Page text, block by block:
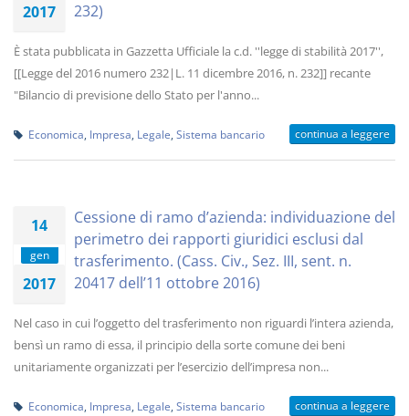
2017
232)
È stata pubblicata in Gazzetta Ufficiale la c.d. ''legge di stabilità 2017'',
[[Legge del 2016 numero 232|L. 11 dicembre 2016, n. 232]] recante
"Bilancio di previsione dello Stato per l'anno...
Economica Impresa Legale Sistema bancario continua a leggere
14
gen
2017
Cessione di ramo d’azienda: individuazione del
perimetro dei rapporti giuridici esclusi dal
trasferimento. (Cass. Civ., Sez. III, sent. n.
20417 dell’11 ottobre 2016)
Nel caso in cui l’oggetto del trasferimento non riguardi l’intera azienda,
bensì un ramo di essa, il principio della sorte comune dei beni
unitariamente organizzati per l’esercizio dell’impresa non...
Economica Impresa Legale Sistema bancario continua a leggere